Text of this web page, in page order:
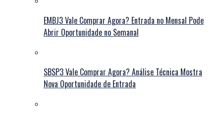
EMBJ3 Vale Comprar Agora? Entrada no Mensal Pode
Abrir Oportunidade no Semanal
SBSP3 Vale Comprar Agora? Análise Técnica Mostra
Nova Oportunidade de Entrada